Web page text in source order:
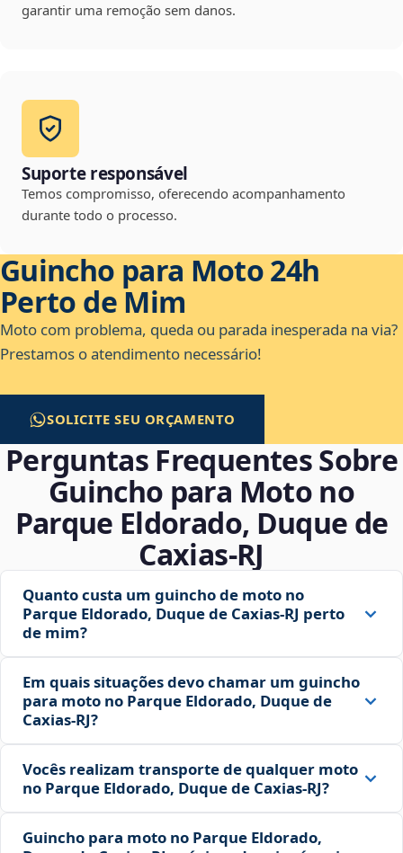
garantir uma remoção sem danos.
Suporte responsável
Temos compromisso, oferecendo acompanhamento
durante todo o processo.
Guincho para Moto 24h
Perto de Mim
Moto com problema, queda ou parada inesperada na via?
Prestamos o atendimento necessário!
SOLICITE SEU ORÇAMENTO
Perguntas Frequentes Sobre
Guincho para Moto no
Parque Eldorado, Duque de
Caxias‑RJ
Quanto custa um guincho de moto no
Parque Eldorado, Duque de Caxias‑RJ perto
de mim?
Em quais situações devo chamar um guincho
para moto no Parque Eldorado, Duque de
Caxias‑RJ?
Vocês realizam transporte de qualquer moto
no Parque Eldorado, Duque de Caxias‑RJ?
Guincho para moto no Parque Eldorado,